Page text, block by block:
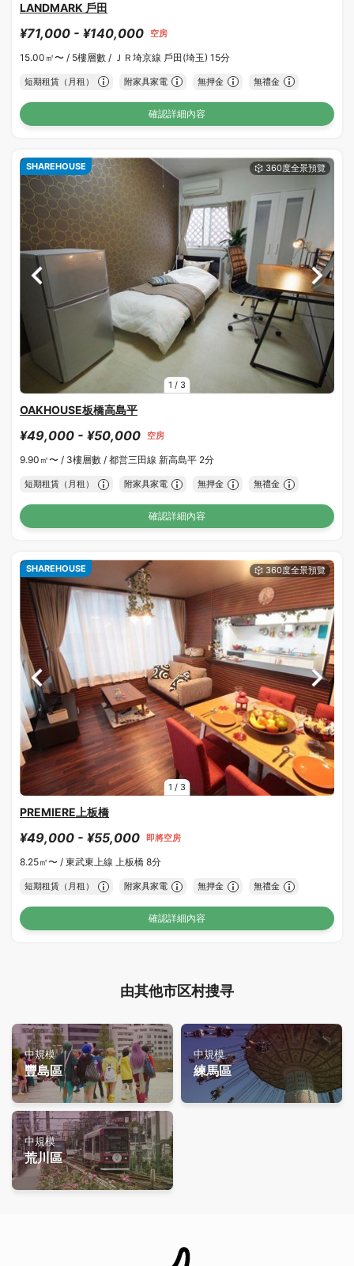
LANDMARK 戶田
¥71,000 - ¥140,000 空房
15.00㎡〜 / 5樓層數 / ＪＲ埼京線 戶田(埼玉) 15分
短期租賃（月租） 附家具家電 無押金 無禮金
確認詳細內容
1 / 3
SHAREHOUSE
OAKHOUSE板橋高島平
¥49,000 - ¥50,000 空房
9.90㎡〜 / 3樓層數 / 都営三田線 新高島平 2分
短期租賃（月租） 附家具家電 無押金 無禮金
確認詳細內容
1 / 3
SHAREHOUSE
PREMIERE上板橋
¥49,000 - ¥55,000 即將空房
8.25㎡〜 / 東武東上線 上板橋 8分
短期租賃（月租） 附家具家電 無押金 無禮金
確認詳細內容
由其他市区村搜寻
中規模
豐島區
中規模
練馬區
中規模
荒川區